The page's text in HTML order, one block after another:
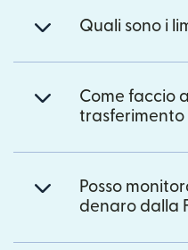
Quali sono i
Come faccio
trasferimento
Posso
denaro dalla